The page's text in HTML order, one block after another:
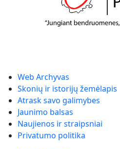
Web Archyvas
Skonių ir istorijų žemėlapis
Atrask savo galimybes
Jaunimo balsas
Naujienos ir straipsniai
Privatumo politika